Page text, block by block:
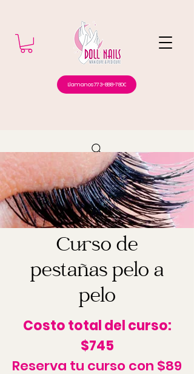
Llamanos 773-888-7800
Curso de
pestañas pelo a
pelo
Costo total del curso:
$745
Reserva tu curso con $89